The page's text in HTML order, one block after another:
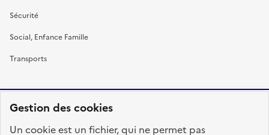
Gestion des cookies
Un cookie est un fichier, qui ne permet pas
Sécurité
Social, Enfance Famille
Transports